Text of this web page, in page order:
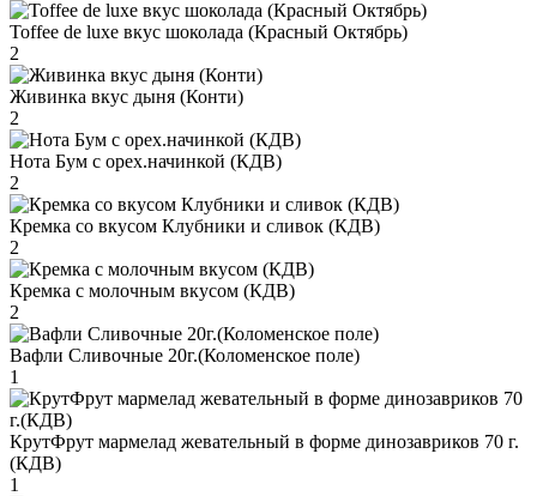
Toffee de luxe вкус шоколада (Красный Октябрь)
2
Живинка вкус дыня (Конти)
2
Нота Бум с орех.начинкой (КДВ)
2
Кремка со вкусом Клубники и сливок (КДВ)
2
Кремка с молочным вкусом (КДВ)
2
Вафли Сливочные 20г.(Коломенское поле)
1
КрутФрут мармелад жевательный в форме динозавриков 70 г.
(КДВ)
1